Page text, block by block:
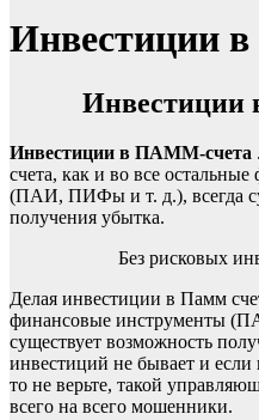
Инвестиции
Инвестиции в ПАММ-счета
счета, как и во все
(ПАИ, ПИФы и т. д.), всегда
получения убытка.
Без рисковых
Делая инвестиции в Памм
финансовые инструменты
существует возможность
инвестиций не бывает и если
то не верьте, такой
всего на всего мошенники.